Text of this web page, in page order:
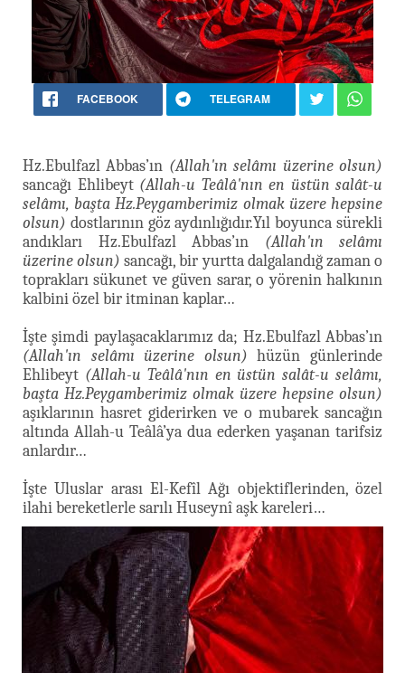
FACEBOOK TELEGRAM
Hz.Ebulfazl Abbas’ın (Allah'ın selâmı üzerine olsun)
sancağı Ehlibeyt (Allah-u Teâlâ'nın en üstün salât-u
selâmı, başta Hz.Peygamberimiz olmak üzere hepsine
olsun) dostlarının göz aydınlığıdır.Yıl boyunca sürekli
andıkları Hz.Ebulfazl Abbas’ın (Allah'ın selâmı
üzerine olsun) sancağı, bir yurtta dalgalandığ zaman o
toprakları sükunet ve güven sarar, o yörenin halkının
kalbini özel bir itminan kaplar…
İşte şimdi paylaşacaklarımız da; Hz.Ebulfazl Abbas’ın
(Allah'ın selâmı üzerine olsun) hüzün günlerinde
Ehlibeyt (Allah-u Teâlâ'nın en üstün salât-u selâmı,
başta Hz.Peygamberimiz olmak üzere hepsine olsun)
aşıklarının hasret giderirken ve o mubarek sancağın
altında Allah-u Teâlâ’ya dua ederken yaşanan tarifsiz
anlardır…
İşte Uluslar arası El-Kefîl Ağı objektiflerinden, özel
ilahi bereketlerle sarılı Huseynî aşk kareleri…